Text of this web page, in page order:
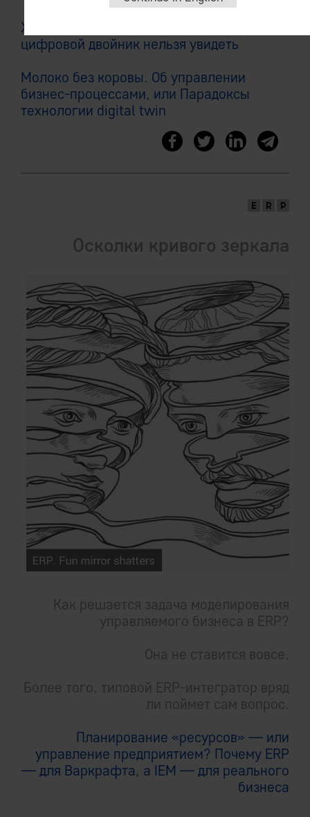
Хлопок одной ладонью, или Почему
цифровой двойник нельзя увидеть
Молоко без коровы. Об управлении
бизнес-процессами, или Парадоксы
технологии digital twin
Осколки кривого зеркала
Как решается задача моделирования
управляемого бизнеса в ERP?
Она не ставится вовсе.
Более того, типовой ERP-интегратор вряд
ли поймет сам вопрос.
Планирование «ресурсов» — или
управление предприятием? Почему ERP
— для Варкрафта, а IEM — для реального
бизнеса